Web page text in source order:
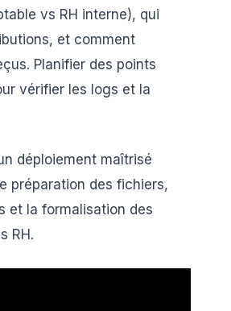
vs RH interne), qui
et comment
Planifier des points
vérifier les logs et la
déploiement maîtrisé
préparation des fichiers,
et la formalisation des
RH.